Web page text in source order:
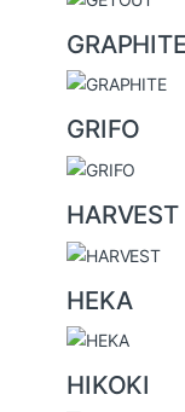
GRAPHITE
GRIFO
HARVEST
HEKA
HIKOKI